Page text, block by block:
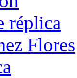
réplica
Flores